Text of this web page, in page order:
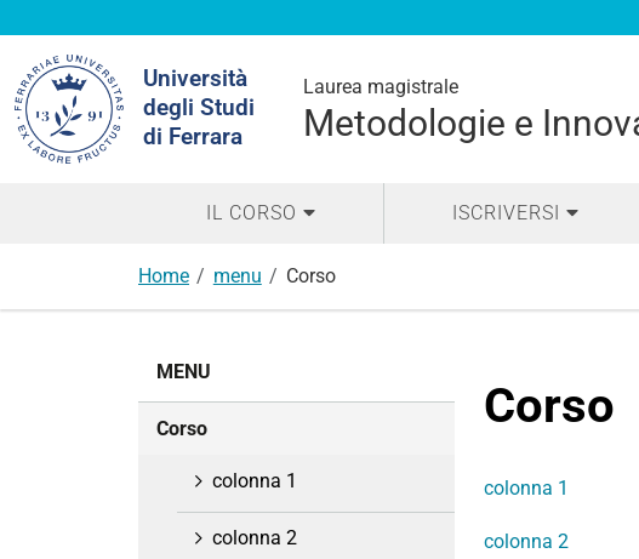
Università
degli Studi
di Ferrara
Laurea magistrale
Metodologie e
nel
sito
IL CORSO ISCRIVERSI
Home menu Corso
Corso
colonna 1
colonna 2
MENU
Corso
colonna 1
colonna 2